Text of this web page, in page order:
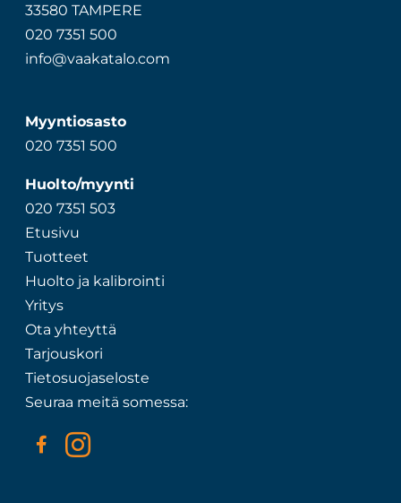
33580 TAMPERE
020 7351 500
info@vaakatalo.com
Myyntiosasto
020 7351 500
Huolto/myynti
020 7351 503
Etusivu
Tuotteet
Huolto ja kalibrointi
Yritys
Ota yhteyttä
Tarjouskori
Tietosuojaseloste
Seuraa meitä somessa: